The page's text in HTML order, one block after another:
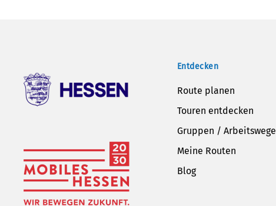
Entdecken
Route planen
Touren entdecken
Gruppen / Arbeitswege
Meine Routen
Blog